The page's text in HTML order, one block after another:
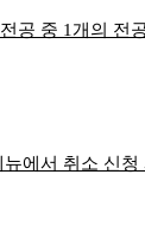
공 중 1 개의 전
에서 취소 신청